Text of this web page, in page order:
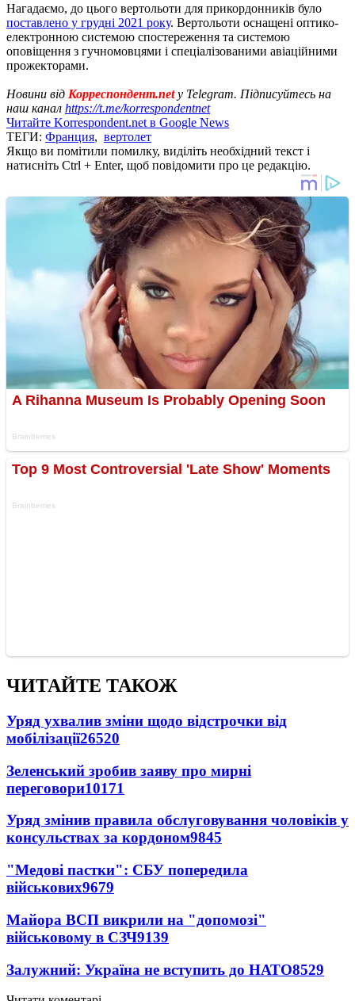
Нагадаємо, до цього вертольоти для прикордонників було
поставлено у грудні 2021 року. Вертольоти оснащені оптико-
електронною системою спостереження та системою
оповіщення з гучномовцями і спеціалізованими авіаційними
прожекторами.
Новини від Корреспондент.netу Telegram. Підписуйтесь на
наш канал https://t.me/korrespondentnet
Читайте Korrespondent.net в Google News
ТЕГИ: Франция, вертолет
Якщо ви помітили помилку, виділіть необхідний текст і
натисніть Ctrl + Enter, щоб повідомити про це редакцію.
ЧИТАЙТЕ ТАКОЖ
Уряд ухвалив зміни щодо відстрочки від
мобілізації26520
Зеленський зробив заяву про мирні
переговори10171
Уряд змінив правила обслуговування чоловіків у
консульствах за кордоном9845
"Медові пастки": СБУ попередила
військових9679
Майора ВСП викрили на "допомозі"
військовому в СЗЧ9139
Залужний: Україна не вступить до НАТО8529